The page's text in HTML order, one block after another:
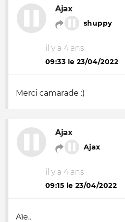
Ajax
shuppy
il y a 4 ans
09:33 le 23/04/2022
Merci camarade :)
Ajax
Ajax
il y a 4 ans
09:15 le 23/04/2022
Aïe..